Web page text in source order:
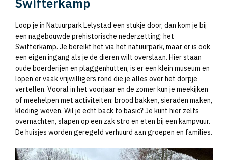
Loop je in Natuurpark Lelystad een stukje door, dan kom je bij
een nagebouwde prehistorische nederzetting: het
Swifterkamp. Je bereikt het via het natuurpark, maar er is ook
een eigen ingang als je de dieren wilt overslaan. Hier staan
oude boerderijen en plaggenhutten, is er een klein museum en
lopen er vaak vrijwilligers rond die je alles over het dorpje
vertellen. Vooral in het voorjaar en de zomer kun je meekijken
of meehelpen met activiteiten: brood bakken, sieraden maken,
kleding weven. Wil je echt back to basic? Je kunt hier zelfs
overnachten, slapen op een zak stro en eten bij een kampvuur.
De huisjes worden geregeld verhuurd aan groepen en families.